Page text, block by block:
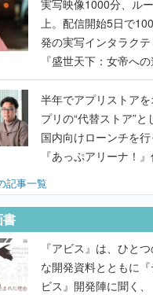
実写映像1000分、ル
上。配信開始5日で
発の実写インタラク
『盛世天下：女帝へ
うこだわりをプロデ
半年でアプリストアをオー
プリの“代替ストア”
国内向けローンチを
『あっぷアリーナ！
記事一覧
書
『アビス』は、ひと
な開発資料とともに
ビス』開発陣に聞く